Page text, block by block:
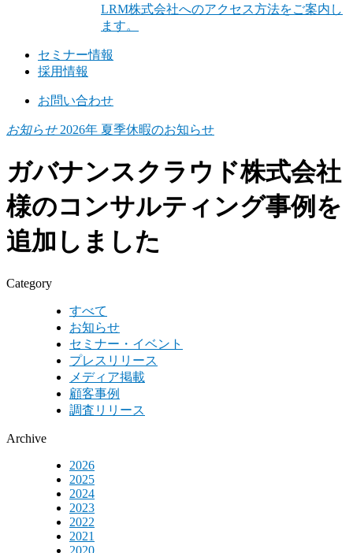
LRM株式会社へのアクセス方法をご案内し
ます。
セミナー情報
採用情報
お問い合わせ
お知らせ2026年 夏季休暇のお知らせ
ガバナンスクラウド株式会社
様のコンサルティング事例を
追加しました
Category
すべて
お知らせ
セミナー・イベント
プレスリリース
メディア掲載
顧客事例
調査リリース
Archive
2026
2025
2024
2023
2022
2021
2020